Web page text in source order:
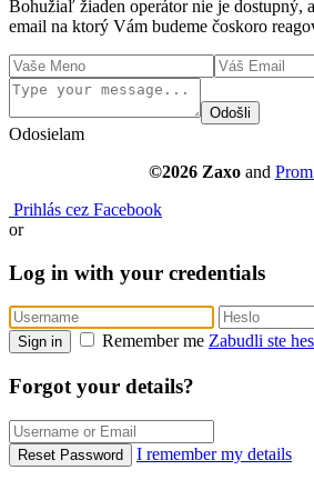
Bohužiaľ žiaden operátor nie je dostupný,
email na ktorý Vám budeme čoskoro
Odošli
Odosielam
©2026 Zaxoand
Prihlás cez Facebook
or
Log in with your credentials
Sign in Remember me Zabudli ste
Forgot your details?
Reset Password I remember my details